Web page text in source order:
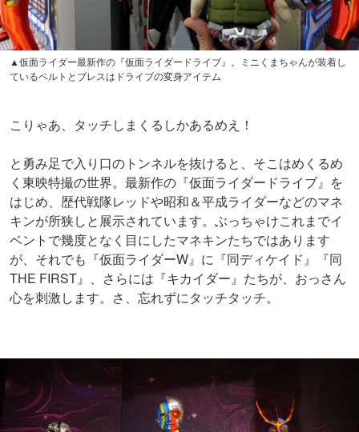
▲仮面ライダー最新作の『仮面ライダードライブ』。ミニくまちゃんが装着し
ているベルトとブレスはドライブの変身アイテム
こりゃあ、タッチしまくるしかあるめえ！
と勇み足で入り口のトンネルを抜けると、そこはめくるめ
く東映特撮の世界。最新作の『仮面ライダードライブ』を
はじめ、歴代戦隊レッドや昭和＆平成ライダーなどのマネ
キンが所狭しと展示されています。ぶっちゃけこれまでイ
ベントで幾度となく目にしたマネキンたちではあります
が、それでも『仮面ライダーW』に『同ディケイド』『同
THE FIRST』、さらには『キカイダー』たちが、おっさん
心を刺激します。さ、忘れずにタッチタッチ。